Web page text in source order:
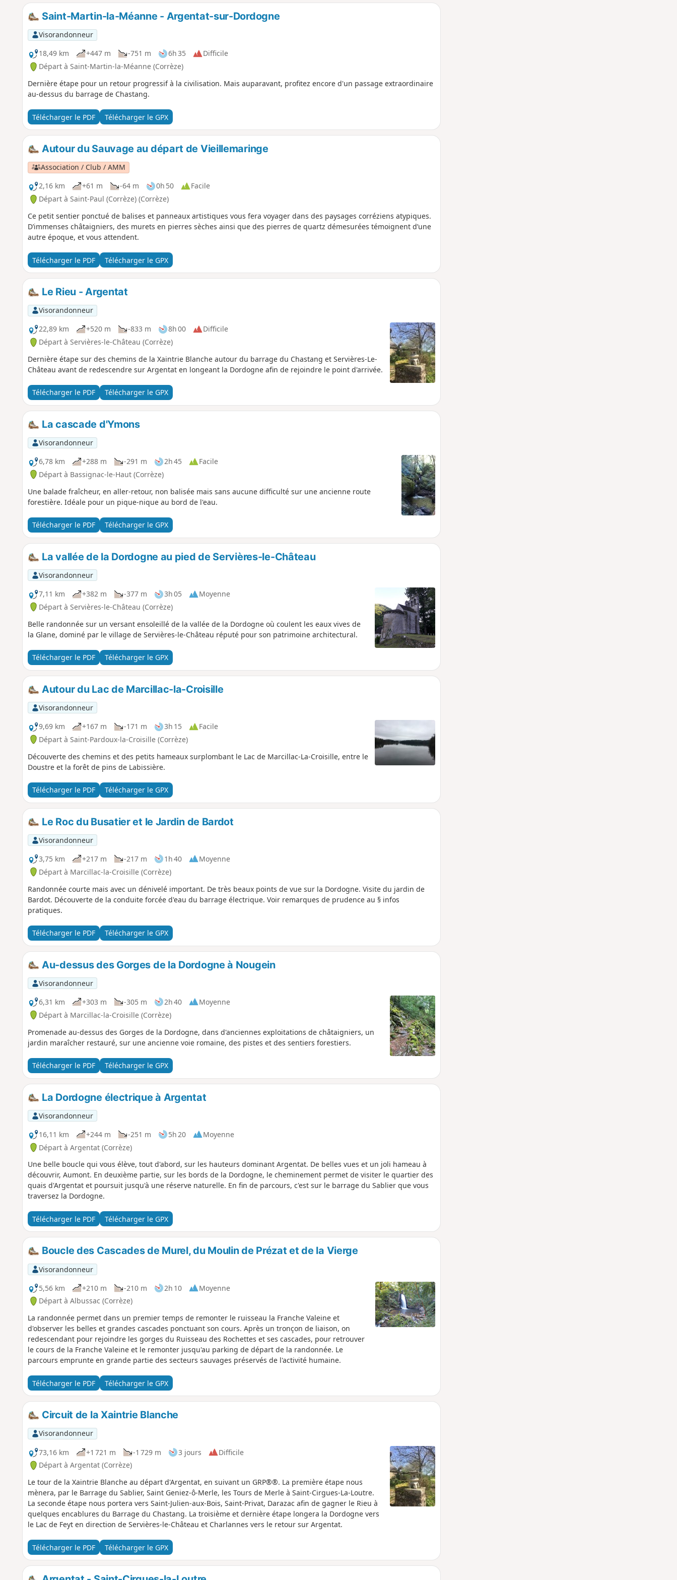
Saint-Martin-la-Méanne - Argentat-sur-Dordogne
Visorandonneur
18,49 km
+447 m -751 m 6h 35
Difficile
Départ à Saint-Martin-la-Méanne (Corrèze)
Dernière étape pour un retour progressif à la civilisation. Mais auparavant, profitez encore d'un passage extraordinaire
au-dessus du barrage de Chastang.
Télécharger le PDF Télécharger le GPX
Autour du Sauvage au départ de Vieillemaringe
Association / Club / AMM
2,16 km
+61 m -64 m 0h 50
Facile
Départ à Saint-Paul (Corrèze) (Corrèze)
Ce petit sentier ponctué de balises et panneaux artistiques vous fera voyager dans des paysages corréziens atypiques.
D’immenses châtaigniers, des murets en pierres sèches ainsi que des pierres de quartz démesurées témoignent d’une
autre époque, et vous attendent.
Télécharger le PDF Télécharger le GPX
Le Rieu - Argentat
Visorandonneur
22,89 km
+520 m -833 m 8h 00
Difficile
Départ à Servières-le-Château (Corrèze)
Dernière étape sur des chemins de la Xaintrie Blanche autour du barrage du Chastang et Servières-Le-
Château avant de redescendre sur Argentat en longeant la Dordogne afin de rejoindre le point d'arrivée.
Télécharger le PDF Télécharger le GPX
La cascade d'Ymons
Visorandonneur
6,78 km
+288 m -291 m 2h 45
Facile
Départ à Bassignac-le-Haut (Corrèze)
Une balade fraîcheur, en aller-retour, non balisée mais sans aucune difficulté sur une ancienne route
forestière. Idéale pour un pique-nique au bord de l'eau.
Télécharger le PDF Télécharger le GPX
La vallée de la Dordogne au pied de Servières-le-Château
Visorandonneur
7,11 km
+382 m -377 m 3h 05
Moyenne
Départ à Servières-le-Château (Corrèze)
Belle randonnée sur un versant ensoleillé de la vallée de la Dordogne où coulent les eaux vives de
la Glane, dominé par le village de Servières-le-Château réputé pour son patrimoine architectural.
Télécharger le PDF Télécharger le GPX
Autour du Lac de Marcillac-la-Croisille
Visorandonneur
9,69 km
+167 m -171 m 3h 15
Facile
Départ à Saint-Pardoux-la-Croisille (Corrèze)
Découverte des chemins et des petits hameaux surplombant le Lac de Marcillac-La-Croisille, entre le
Doustre et la forêt de pins de Labissière.
Télécharger le PDF Télécharger le GPX
Le Roc du Busatier et le Jardin de Bardot
Visorandonneur
3,75 km
+217 m -217 m 1h 40
Moyenne
Départ à Marcillac-la-Croisille (Corrèze)
Randonnée courte mais avec un dénivelé important. De très beaux points de vue sur la Dordogne. Visite du jardin de
Bardot. Découverte de la conduite forcée d'eau du barrage électrique. Voir remarques de prudence au § infos
pratiques.
Télécharger le PDF Télécharger le GPX
Au-dessus des Gorges de la Dordogne à Nougein
Visorandonneur
6,31 km
+303 m -305 m 2h 40
Moyenne
Départ à Marcillac-la-Croisille (Corrèze)
Promenade au-dessus des Gorges de la Dordogne, dans d'anciennes exploitations de châtaigniers, un
jardin maraîcher restauré, sur une ancienne voie romaine, des pistes et des sentiers forestiers.
Télécharger le PDF Télécharger le GPX
La Dordogne électrique à Argentat
Visorandonneur
16,11 km
+244 m -251 m 5h 20
Moyenne
Départ à Argentat (Corrèze)
Une belle boucle qui vous élève, tout d'abord, sur les hauteurs dominant Argentat. De belles vues et un joli hameau à
découvrir, Aumont. En deuxième partie, sur les bords de la Dordogne, le cheminement permet de visiter le quartier des
quais d'Argentat et poursuit jusqu'à une réserve naturelle. En fin de parcours, c'est sur le barrage du Sablier que vous
traversez la Dordogne.
Télécharger le PDF Télécharger le GPX
Boucle des Cascades de Murel, du Moulin de Prézat et de la Vierge
Visorandonneur
5,56 km
+210 m -210 m 2h 10
Moyenne
Départ à Albussac (Corrèze)
La randonnée permet dans un premier temps de remonter le ruisseau la Franche Valeine et
d'observer les belles et grandes cascades ponctuant son cours. Après un tronçon de liaison, on
redescendant pour rejoindre les gorges du Ruisseau des Rochettes et ses cascades, pour retrouver
le cours de la Franche Valeine et le remonter jusqu'au parking de départ de la randonnée. Le
parcours emprunte en grande partie des secteurs sauvages préservés de l'activité humaine.
Télécharger le PDF Télécharger le GPX
Circuit de la Xaintrie Blanche
Visorandonneur
73,16 km
+1 721 m -1 729 m 3 jours
Difficile
Départ à Argentat (Corrèze)
Le tour de la Xaintrie Blanche au départ d'Argentat, en suivant un GRP®®. La première étape nous
mènera, par le Barrage du Sablier, Saint Geniez-ô-Merle, les Tours de Merle à Saint-Cirgues-La-Loutre.
La seconde étape nous portera vers Saint-Julien-aux-Bois, Saint-Privat, Darazac afin de gagner le Rieu à
quelques encablures du Barrage du Chastang. La troisième et dernière étape longera la Dordogne vers
le Lac de Feyt en direction de Servières-le-Château et Charlannes vers le retour sur Argentat.
Télécharger le PDF Télécharger le GPX